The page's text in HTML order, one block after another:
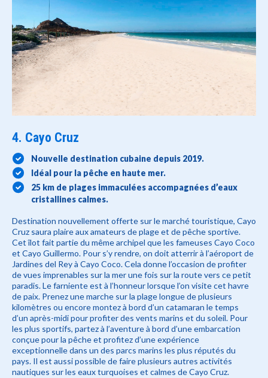
4. Cayo Cruz
Nouvelle destination cubaine depuis 2019.
Idéal pour la pêche en haute mer.
25 km de plages immaculées accompagnées d’eaux
cristallines calmes.
Destination nouvellement offerte sur le marché touristique, Cayo
Cruz saura plaire aux amateurs de plage et de pêche sportive.
Cet îlot fait partie du même archipel que les fameuses Cayo Coco
et Cayo Guillermo. Pour s’y rendre, on doit atterrir à l’aéroport de
Jardines del Rey à Cayo Coco. Cela donne l’occasion de profiter
de vues imprenables sur la mer une fois sur la route vers ce petit
paradis. Le farniente est à l’honneur lorsque l’on visite cet havre
de paix. Prenez une marche sur la plage longue de plusieurs
kilomètres ou encore montez à bord d’un catamaran le temps
d’un après-midi pour profiter des vents marins et du soleil. Pour
les plus sportifs, partez à l’aventure à bord d’une embarcation
conçue pour la pêche et profitez d’une expérience
exceptionnelle dans un des parcs marins les plus réputés du
pays. Il est aussi possible de faire plusieurs autres activités
nautiques sur les eaux turquoises et calmes de Cayo Cruz.